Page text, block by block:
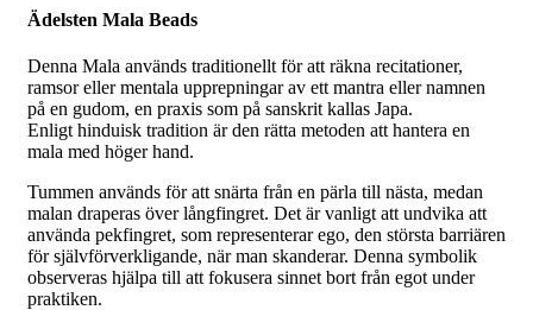
Ädelsten Mala Beads
Denna Mala används traditionellt för att räkna recitationer,
ramsor eller mentala upprepningar av ett mantra eller namnen
på en gudom, en praxis som på sanskrit kallas Japa.
Enligt hinduisk tradition är den rätta metoden att hantera en
mala med höger hand.
Tummen används för att snärta från en pärla till nästa, medan
malan draperas över långfingret. Det är vanligt att undvika att
använda pekfingret, som representerar ego, den största barriären
för självförverkligande, när man skanderar. Denna symbolik
observeras hjälpa till att fokusera sinnet bort från egot under
praktiken.